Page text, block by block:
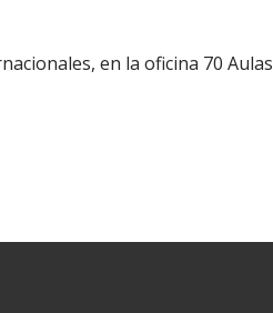
en la oficina 70 Aulas